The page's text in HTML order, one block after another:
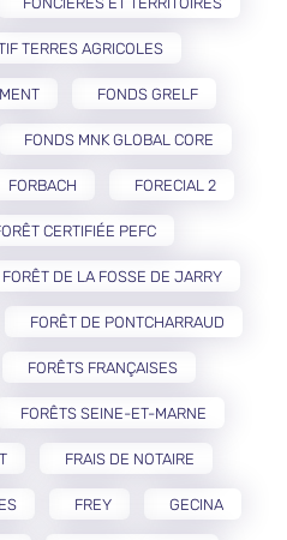
TERRES AGRICOLES
FONDS GRELF
FONDS MNK GLOBAL CORE
FORBACH FORECIAL 2
CERTIFIÉE PEFC
FORÊT DE LA FOSSE DE JARRY
FORÊT DE PONTCHARRAUD
FORÊTS FRANÇAISES
FORÊTS SEINE-ET-MARNE
FRAIS DE NOTAIRE
FREY GECINA